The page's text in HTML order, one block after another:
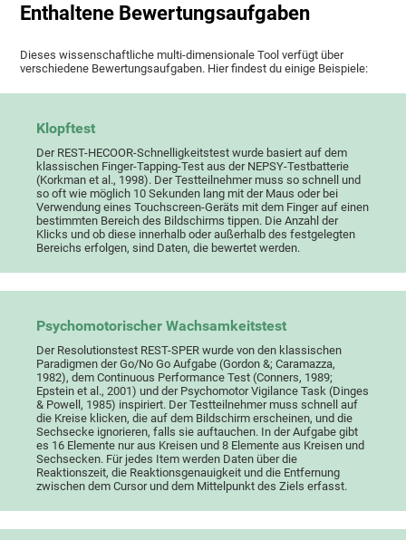
Enthaltene Bewertungsaufgaben
Dieses wissenschaftliche multi-dimensionale Tool verfügt über
verschiedene Bewertungsaufgaben. Hier findest du einige Beispiele:
Klopftest
Der REST-HECOOR-Schnelligkeitstest wurde basiert auf dem
klassischen Finger-Tapping-Test aus der NEPSY-Testbatterie
(Korkman et al., 1998). Der Testteilnehmer muss so schnell und
so oft wie möglich 10 Sekunden lang mit der Maus oder bei
Verwendung eines Touchscreen-Geräts mit dem Finger auf einen
bestimmten Bereich des Bildschirms tippen. Die Anzahl der
Klicks und ob diese innerhalb oder außerhalb des festgelegten
Bereichs erfolgen, sind Daten, die bewertet werden.
Psychomotorischer Wachsamkeitstest
Der Resolutionstest REST-SPER wurde von den klassischen
Paradigmen der Go/No Go Aufgabe (Gordon &; Caramazza,
1982), dem Continuous Performance Test (Conners, 1989;
Epstein et al., 2001) und der Psychomotor Vigilance Task (Dinges
& Powell, 1985) inspiriert. Der Testteilnehmer muss schnell auf
die Kreise klicken, die auf dem Bildschirm erscheinen, und die
Sechsecke ignorieren, falls sie auftauchen. In der Aufgabe gibt
es 16 Elemente nur aus Kreisen und 8 Elemente aus Kreisen und
Sechsecken. Für jedes Item werden Daten über die
Reaktionszeit, die Reaktionsgenauigkeit und die Entfernung
zwischen dem Cursor und dem Mittelpunkt des Ziels erfasst.